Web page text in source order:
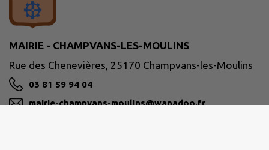
MAIRIE - CHAMPVANS-LES-MOULINS
Rue des Chenevières, 25170 Champvans-les-Moulins
03 81 59 94 04
mairie-champvans-moulins@wanadoo.fr